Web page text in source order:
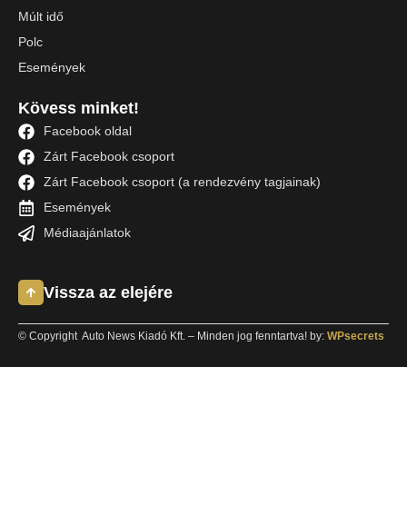
Múlt idő
Polc
Események
Kövess minket!
Facebook oldal
Zárt Facebook csoport
Zárt Facebook csoport (a rendezvény tagjainak)
Események
Médiaajánlatok
Vissza az elejére
© Copyright Auto News Kiadó Kft. – Minden jog fenntartva! by: WPsecrets